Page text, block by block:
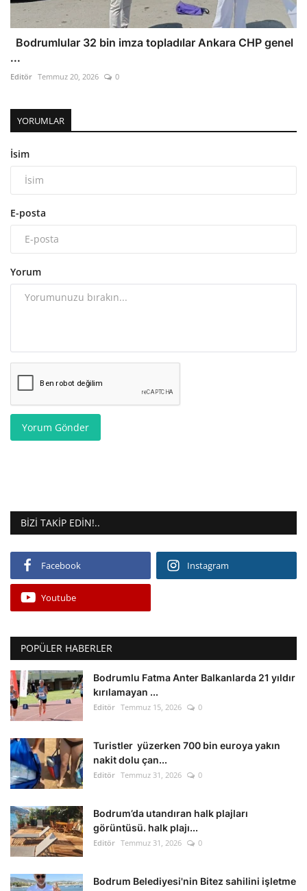
Bodrumlular 32 bin imza topladılar Ankara CHP genel
...
Editör Temmuz 20, 2026 0
YORUMLAR
İsim
E-posta
Yorum
Yorum Gönder
BIZI TAKIP EDIN!..
Facebook Instagram
Youtube
POPÜLER HABERLER
Bodrumlu Fatma Anter Balkanlarda 21 yıldır
kırılamayan ...
Editör Temmuz 15, 2026 0
Turistler yüzerken 700 bin euroya yakın
nakit dolu çan...
Editör Temmuz 31, 2026 0
Bodrum’da utandıran halk plajları
görüntüsü. halk plajı...
Editör Temmuz 31, 2026 0
Bodrum Belediyesi'nin Bitez sahilini işletme